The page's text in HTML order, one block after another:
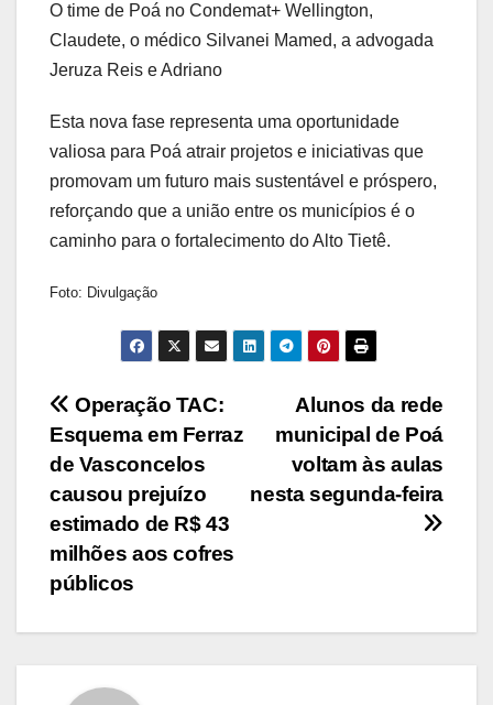
O time de Poá no Condemat+ Wellington,
Claudete, o médico Silvanei Mamed, a advogada
Jeruza Reis e Adriano
Esta nova fase representa uma oportunidade
valiosa para Poá atrair projetos e iniciativas que
promovam um futuro mais sustentável e próspero,
reforçando que a união entre os municípios é o
caminho para o fortalecimento do Alto Tietê.
Foto: Divulgação
Navegação
de
Post
Alunos da rede
municipal de Poá
voltam às aulas
nesta segunda-feira
Operação TAC:
Esquema em Ferraz
de Vasconcelos
causou prejuízo
estimado de R$ 43
milhões aos cofres
públicos